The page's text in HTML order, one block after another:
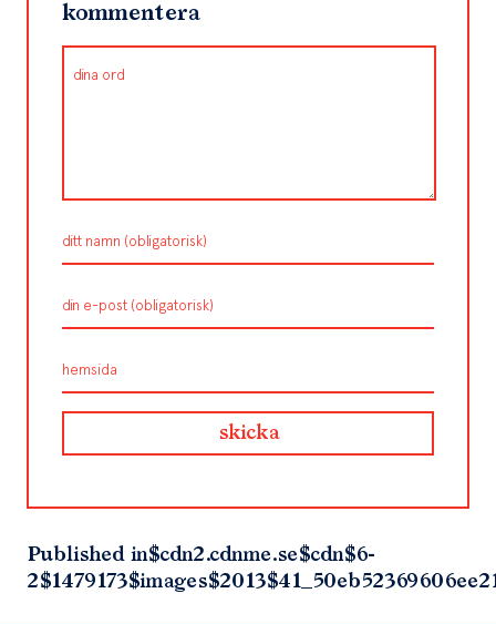
kommentera
Published in$cdn2.cdnme.se$cdn$6-